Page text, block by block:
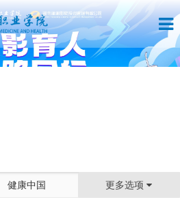
健康中国 更多选项